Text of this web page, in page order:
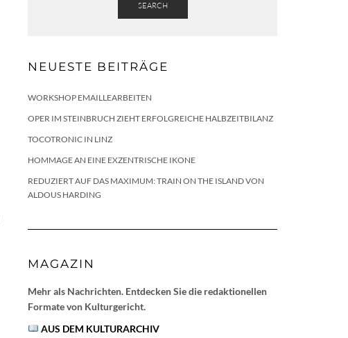
SEARCH
NEUESTE BEITRÄGE
WORKSHOP EMAILLEARBEITEN
OPER IM STEINBRUCH ZIEHT ERFOLGREICHE HALBZEITBILANZ
TOCOTRONIC IN LINZ
HOMMAGE AN EINE EXZENTRISCHE IKONE
REDUZIERT AUF DAS MAXIMUM: TRAIN ON THE ISLAND VON
ALDOUS HARDING
MAGAZIN
Mehr als Nachrichten. Entdecken Sie die redaktionellen
Formate von Kulturgericht.
AUS DEM KULTURARCHIV